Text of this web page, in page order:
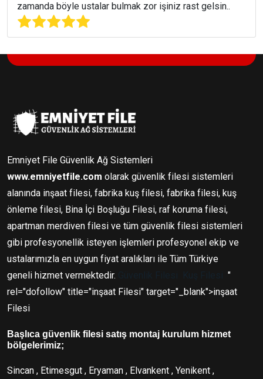
zamanda böyle ustalar bulmak zor işiniz rast gelsin..
Emniyet File Güvenlik Ağ Sistemleri
www.emniyetfile.com olarak güvenlik filesi sistemleri
alanında inşaat filesi, fabrika kuş filesi, fabrika filesi, kuş
önleme filesi, Bina İçi Boşluğu Filesi, raf koruma filesi,
apartman merdiven filesi ve tüm güvenlik filesi sistemleri
gibi profesyonellik isteyen işlemleri profesyonel ekip ve
ustalarımızla en uygun fiyat aralıkları ile Tüm Türkiye
geneli hizmet vermektedir.
"
rel="dofollow" title="inşaat Filesi" target="_blank">inşaat
Filesi
Başlıca güvenlik filesi satış montaj kurulum hizmet
bölgelerimiz;
Sincan , Etimesgut , Eryaman , Elvankent , Yenikent ,